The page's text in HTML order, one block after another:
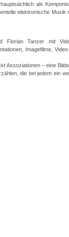
als
elektronische Musik
Tanzer mit
Imagefilme,
Assoziationen – eine
die bei jedem ein